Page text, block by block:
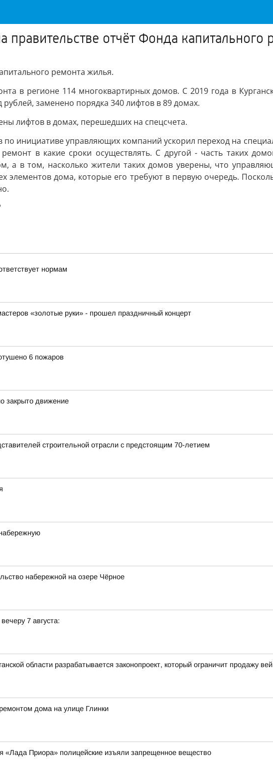
отчёт Фонда капитального
ремонта жилья.
в регионе 114 многоквартирных домов. С 2019 года в
заменено порядка 340 лифтов в 89 домах.
лифтов в домах, перешедших на спецсчета.
инициативе управляющих компаний ускорил переход на
в какие сроки осуществлять. С другой - часть таких
а в том, насколько жители таких домов уверены, что
элементов дома, которые его требуют в первую очередь.
нормам
«золотые руки» - прошел праздничный концерт
6 пожаров
закрыто движение
строительной отрасли с предстоящим 70-летием
набережной на озере Чёрное
7 августа:
области разрабатывается законопроект, который ограничит продажу
дома на улице Глинки
«Лада Приора» полицейские изъяли запрещенное вещество